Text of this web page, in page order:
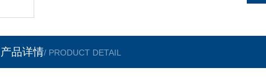
产品详情/ PRODUCT DETAIL